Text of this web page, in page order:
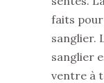
faits pour
sanglier.
sanglier
ventre à